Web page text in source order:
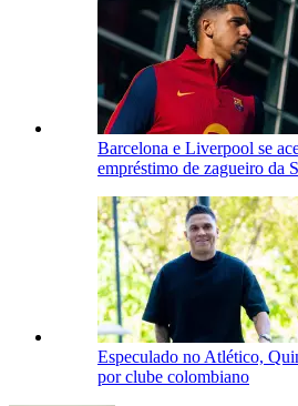
Barcelona e Liverpool se
empréstimo de zagueiro da
Especulado no Atlético,
por clube colombiano